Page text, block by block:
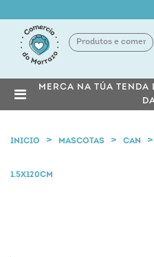
MERCA NA TÚA
INICIO MASCOTAS CAN
1.5X120CM